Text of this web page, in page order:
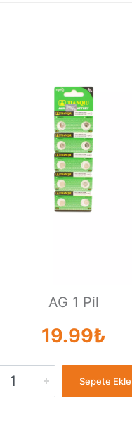
AG 1 Pil
19.99₺
Sepete Ekle